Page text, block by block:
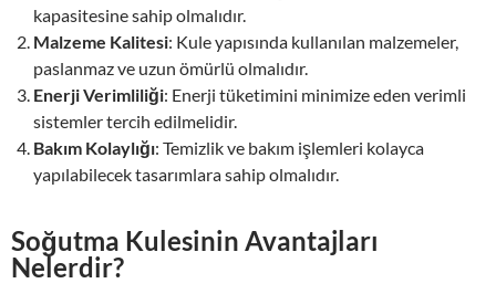
kapasitesine sahip olmalıdır.
Malzeme Kalitesi: Kule yapısında kullanılan malzemeler,
paslanmaz ve uzun ömürlü olmalıdır.
Enerji Verimliliği: Enerji tüketimini minimize eden verimli
sistemler tercih edilmelidir.
Bakım Kolaylığı: Temizlik ve bakım işlemleri kolayca
yapılabilecek tasarımlara sahip olmalıdır.
Soğutma Kulesinin Avantajları
Nelerdir?